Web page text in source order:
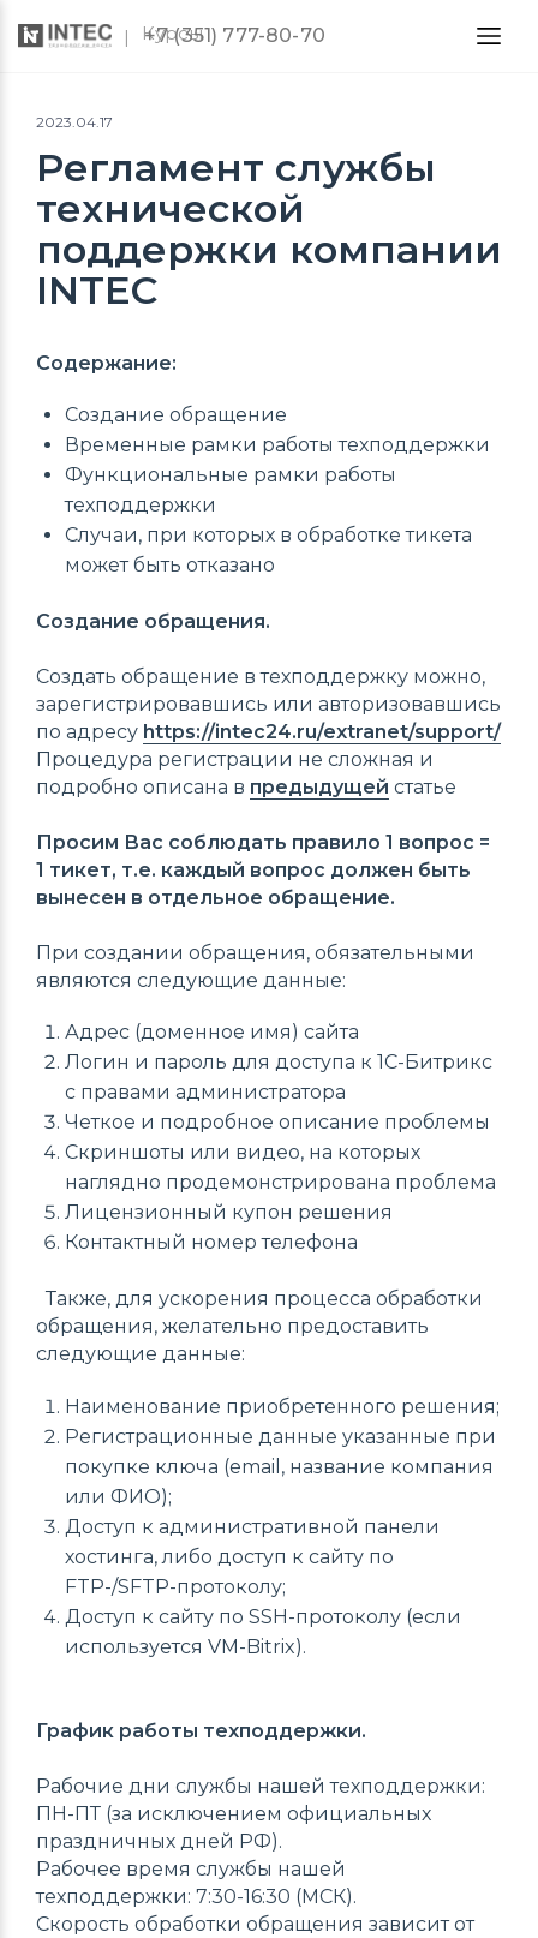
Курсы
+7 (351) 777-80-70
2023.04.17
Регламент службы
технической
поддержки компании
INTEC
Содержание:
Создание обращение
Временные рамки работы техподдержки
Функциональные рамки работы
техподдержки
Случаи, при которых в обработке тикета
может быть отказано
Создание обращения.
Создать обращение в техподдержку можно,
зарегистрировавшись или авторизовавшись
по адресу https://intec24.ru/extranet/support/
Процедура регистрации не сложная и
подробно описана в предыдущей статье
Просим Вас соблюдать правило 1 вопрос =
1 тикет, т.е. каждый вопрос должен быть
вынесен в отдельное обращение.
При создании обращения, обязательными
являются следующие данные:
Адрес (доменное имя) сайта
Логин и пароль для доступа к 1С-Битрикс
с правами администратора
Четкое и подробное описание проблемы
Скриншоты или видео, на которых
наглядно продемонстрирована проблема
Лицензионный купон решения
Контактный номер телефона
Также, для ускорения процесса обработки
обращения, желательно предоставить
следующие данные:
Наименование приобретенного решения;
Регистрационные данные указанные при
покупке ключа (email, название компания
или ФИО);
Доступ к административной панели
хостинга, либо доступ к сайту по
FTP-/SFTP-протоколу;
Доступ к сайту по SSH-протоколу (если
используется VM-Bitrix).
График работы техподдержки.
Рабочие дни службы нашей техподдержки:
ПН-ПТ (за исключением официальных
праздничных дней РФ).
Рабочее время службы нашей
техподдержки: 7:30-16:30 (МСК).
Скорость обработки обращения зависит от